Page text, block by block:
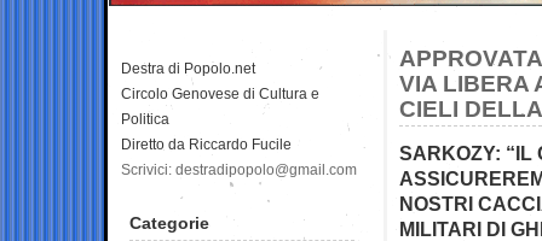
VIA LIBERA
CIELI
SARKOZY: “IL
NOSTRI
MILITARI DI
Destra di Popolo.net
Circolo Genovese di Cultura e
Politica
Diretto da Riccardo Fucile
Scrivici: destradipopolo@gmail.com
Categorie